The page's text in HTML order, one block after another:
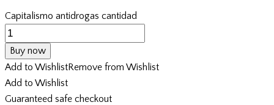
Capitalismo antidrogas cantidad
Buy now
Add to WishlistRemove from Wishlist
Add to Wishlist
Guaranteed safe checkout